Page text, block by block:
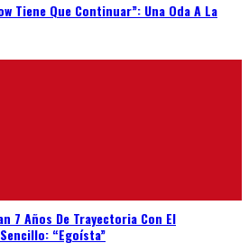
Tiene Que Continuar”: Una Oda A La
7 Años De Trayectoria Con El
“Egoísta”